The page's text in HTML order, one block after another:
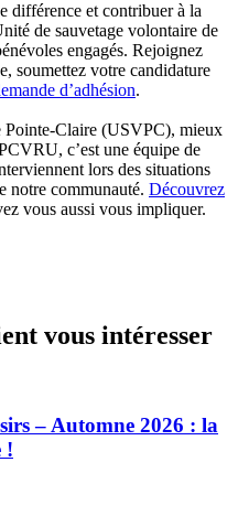
différence et contribuer à la
de sauvetage volontaire de
engagés. Rejoignez
soumettez votre candidature
d’adhésion.
Pointe-Claire (USVPC), mieux
c’est une équipe de
lors des situations
notre communauté. Découvrez
vous aussi vous impliquer.
vous intéresser
– Automne 2026 : la
!